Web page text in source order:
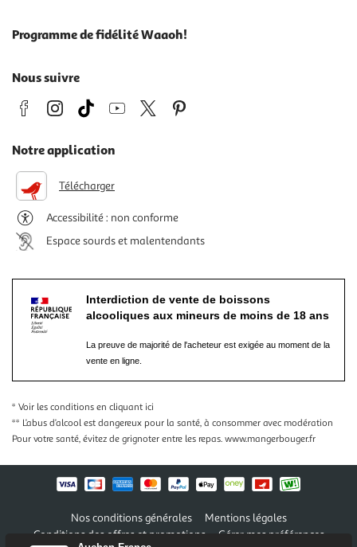
Programme de fidélité Waaoh!
Nous suivre
Notre application
Télécharger
Accessibilité : non conforme
Espace sourds et malentendants
Interdiction de vente de boissons
alcooliques aux mineurs de moins de 18 ans
La preuve de majorité de l'acheteur est exigée au moment de la
vente en ligne.
* Voir les conditions en cliquant ici
** L’abus d’alcool est dangereux pour la santé, à consommer avec modération
Pour votre santé, évitez de grignoter entre les repas. www.mangerbouger.fr
Nos conditions générales
Mentions légales
Conditions des offres et promotions
Gérer mes préférences